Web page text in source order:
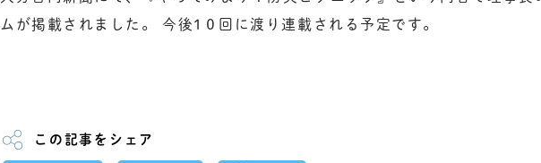
ムが掲載されました。 今後1０回に渡り連載される予定です。
この記事をシェア